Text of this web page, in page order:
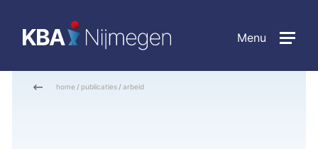
Menu
home / publicaties /arbeid